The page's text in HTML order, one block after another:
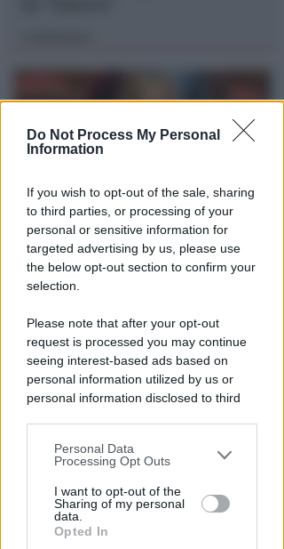
Do Not Process My Personal
Information
If you wish to opt-out of the sale, sharing
to third parties, or processing of your
personal or sensitive information for
targeted advertising by us, please use
the below opt-out section to confirm your
selection.
Please note that after your opt-out
request is processed you may continue
seeing interest-based ads based on
personal information utilized by us or
personal information disclosed to third
You may separately opt-out of the further
disclosure of your personal information
by third parties on the IAB’s list of
downstream participants.
Personal Data
Processing Opt Outs
I want to opt-out of the
Sharing of my personal
data.
Opted In
ECAD, IL 23 OTTOBRE
A Coriano l'incontro
internazionale "contro le
Redazione
LA DECISIONE DEL GIP